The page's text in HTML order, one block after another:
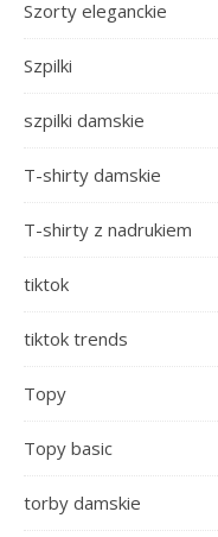
Szorty eleganckie
Szpilki
szpilki damskie
T-shirty damskie
T-shirty z nadrukiem
tiktok
tiktok trends
Topy
Topy basic
torby damskie